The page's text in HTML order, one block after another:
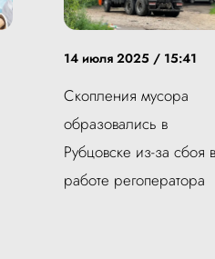
14 июля 2025 / 15:41
Скопления мусора
образовались в
Рубцовске из-за сбоя в
работе регоператора